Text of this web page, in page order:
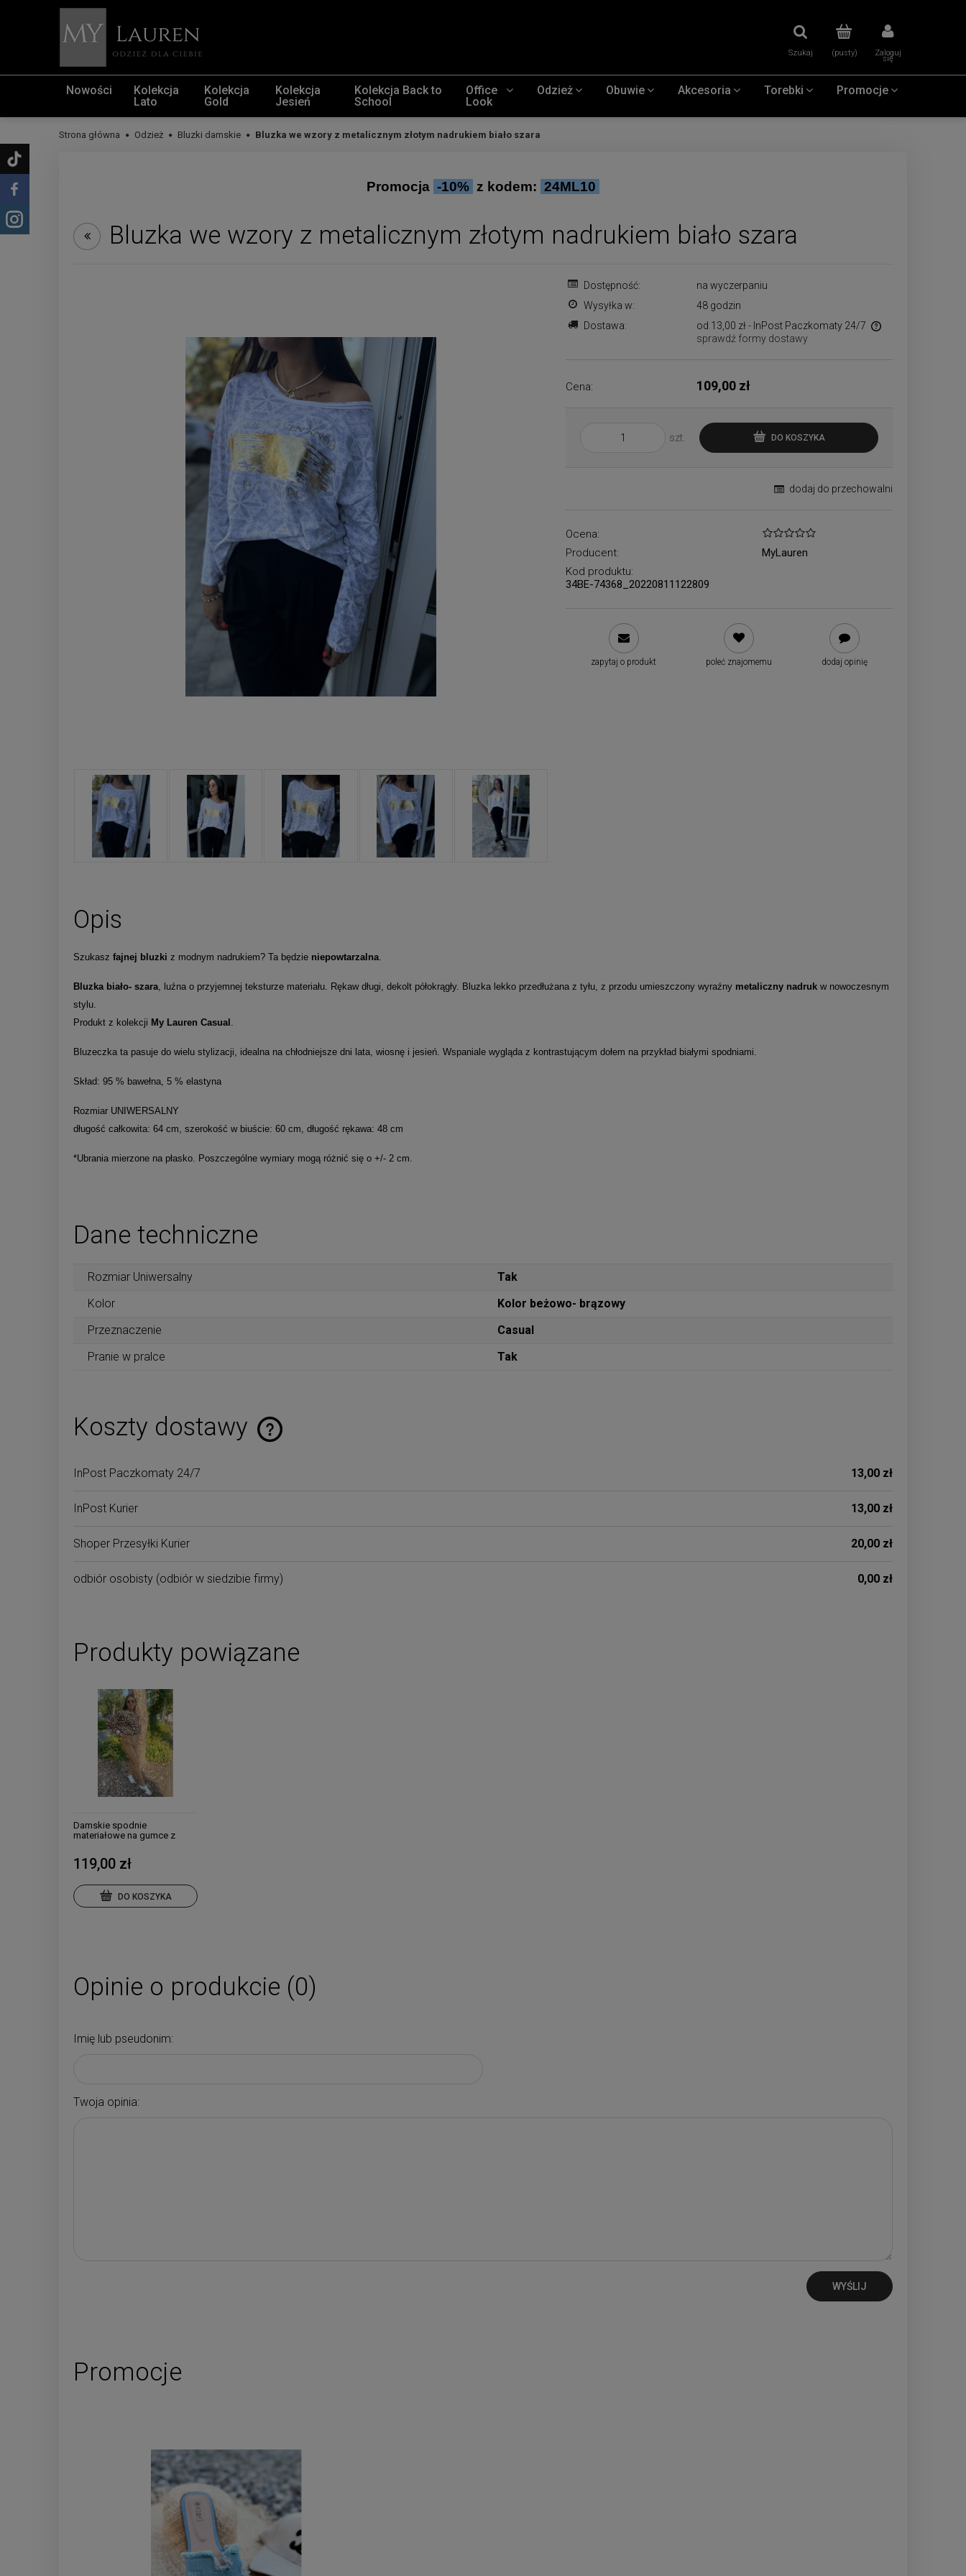
(pusty) Zaloguj
się
Szukaj
Nowości
Kolekcja
Lato
Kolekcja
Gold
Kolekcja
Jesień
Kolekcja Back to
School
Office
Look
Odzież Obuwie Akcesoria Torebki Promocje
Strona główna Odzież Bluzki damskie Bluzka we wzory z metalicznym złotym nadrukiem biało szara
Promocja -10% z kodem: 24ML10
Bluzka we wzory z metalicznym złotym nadrukiem biało szara
Dostępność:
na wyczerpaniu
Wysyłka w:
48 godzin
Dostawa:
od 13,00 zł - InPost Paczkomaty 24/7
sprawdź formy dostawy
Cena: 109,00 zł
szt. DO KOSZYKA
dodaj do przechowalni
Ocena:
Producent:
MyLauren
Kod produktu:
34BE-74368_20220811122809
zapytaj o produkt poleć znajomemu dodaj opinię
Opis
Szukasz fajnej bluzki z modnym nadrukiem? Ta będzie niepowtarzalna.
Bluzka biało- szara, luźna o przyjemnej teksturze materiału. Rękaw długi, dekolt półokrągły. Bluzka lekko przedłużana z tyłu, z przodu umieszczony wyraźny metaliczny nadruk w nowoczesnym
stylu.
Produkt z kolekcji My Lauren Casual .
Bluzeczka ta pasuje do wielu stylizacji, idealna na chłodniejsze dni lata, wiosnę i jesień. Wspaniale wygląda z kontrastującym dołem na przykład białymi spodniami.
Skład: 95 % bawełna, 5 % elastyna
Rozmiar UNIWERSALNY
długość całkowita: 64 cm, szerokość w biuście: 60 cm, długość rękawa: 48 cm
*Ubrania mierzone na płasko. Poszczególne wymiary mogą różnić się o +/- 2 cm.
Dane techniczne
Rozmiar Uniwersalny
Tak
Kolor
Kolor beżowo- brązowy
Przeznaczenie
Casual
Pranie w pralce
Tak
Koszty dostawy
InPost Paczkomaty 24/7 13,00 zł
InPost Kurier 13,00 zł
Shoper Przesyłki Kurier 20,00 zł
odbiór osobisty (odbiór w siedzibie firmy) 0,00 zł
Produkty powiązane
Damskie spodnie
materiałowe na gumce z
119,00 zł
DO KOSZYKA
Opinie o produkcie (0)
Imię lub pseudonim:
Twoja opinia:
WYŚLIJ
Promocje